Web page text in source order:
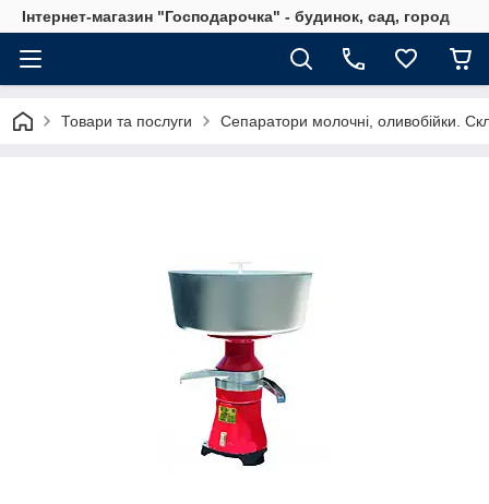
Інтернет-магазин "Господарочка" - будинок, сад, город
Товари та послуги Сепаратори молочні, оливобійки.